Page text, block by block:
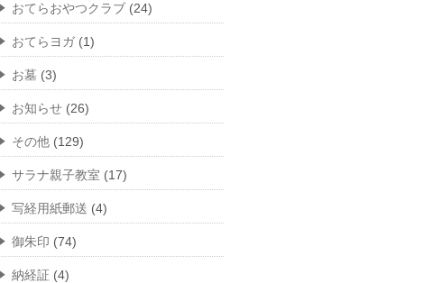
おてらおやつクラブ (24)
おてらヨガ (1)
お墓 (3)
お知らせ (26)
その他 (129)
サラナ親子教室 (17)
写経用紙郵送 (4)
御朱印 (74)
納経証 (4)